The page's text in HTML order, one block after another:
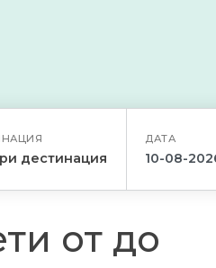
дестинация
ДАТА
от до